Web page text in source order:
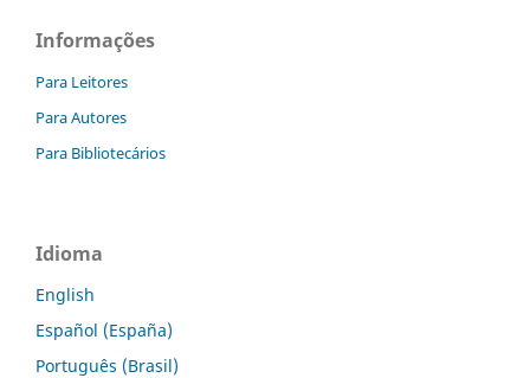
Informações
Para Leitores
Para Autores
Para Bibliotecários
Idioma
English
Español (España)
Português (Brasil)